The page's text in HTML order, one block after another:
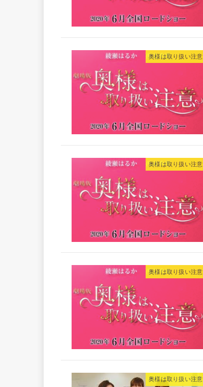
奥様は取り扱い注意
奥様は取り扱い注意
奥様は取り扱い注意
奥様は取り扱い注意